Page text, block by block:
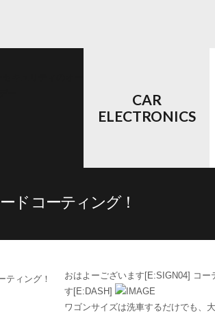
CAR
ELECTRONICS
ド コーティング！
おはよーございます[E:SIGN04] コ
す[E:DASH]
ワゴンサイズは洗車するだけでも、